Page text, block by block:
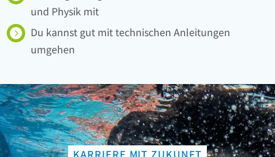
und Physik mit
Du kannst gut mit technischen Anleitungen
umgehen
KARRIERE MIT ZUKUNFT